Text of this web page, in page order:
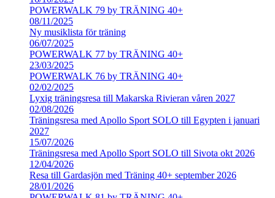
POWERWALK 79 by TRÄNING 40+
08/11/2025
Ny musiklista för träning
06/07/2025
POWERWALK 77 by TRÄNING 40+
23/03/2025
POWERWALK 76 by TRÄNING 40+
02/02/2025
Lyxig träningsresa till Makarska Rivieran våren 2027
02/08/2026
Träningsresa med Apollo Sport SOLO till Egypten i januari
2027
15/07/2026
Träningsresa med Apollo Sport SOLO till Sivota okt 2026
12/04/2026
Resa till Gardasjön med Träning 40+ september 2026
28/01/2026